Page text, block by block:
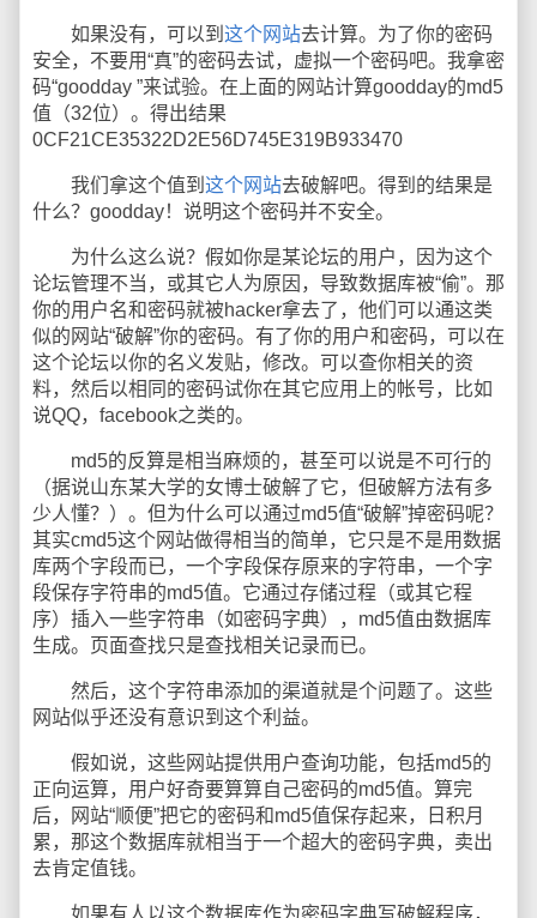
如果没有，可以到 这个网站去计算。为了你的密码
安全，不要用“真”的密码去试，虚拟一个密码吧。我拿密
码“goodday ”来试验。在上面的网站计算goodday的md5
值（32位）。得出结果
0CF21CE35322D2E56D745E319B933470
我们拿这个值到 这个网站去破解吧。得到的结果是
什么？goodday！说明这个密码并不安全。
为什么这么说？假如你是某论坛的用户，因为这个
论坛管理不当，或其它人为原因，导致数据库被“偷”。那
你的用户名和密码就被hacker拿去了，他们可以通这类
似的网站“破解”你的密码。有了你的用户和密码，可以在
这个论坛以你的名义发贴，修改。可以查你相关的资
料，然后以相同的密码试你在其它应用上的帐号，比如
说QQ，facebook之类的。
md5的反算是相当麻烦的，甚至可以说是不可行的
（据说山东某大学的女博士破解了它，但破解方法有多
少人懂？）。但为什么可以通过md5值“破解”掉密码呢？
其实cmd5这个网站做得相当的简单，它只是不是用数据
库两个字段而已，一个字段保存原来的字符串，一个字
段保存字符串的md5值。它通过存储过程（或其它程
序）插入一些字符串（如密码字典），md5值由数据库
生成。页面查找只是查找相关记录而已。
然后，这个字符串添加的渠道就是个问题了。这些
网站似乎还没有意识到这个利益。
假如说，这些网站提供用户查询功能，包括md5的
正向运算，用户好奇要算算自己密码的md5值。算完
后，网站“顺便”把它的密码和md5值保存起来，日积月
累，那这个数据库就相当于一个超大的密码字典，卖出
去肯定值钱。
如果有人以这个数据库作为密码字典写破解程序，